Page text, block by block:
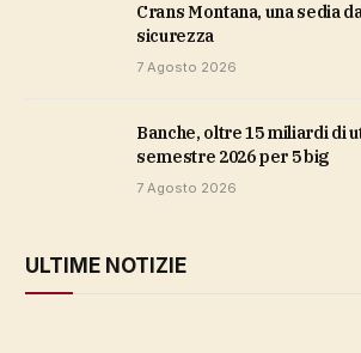
Crans Montana, una sedia davanti all’uscita di
sicurezza
7 Agosto 2026
Banche, oltre 15 miliardi di utili netti nel primo
semestre 2026 per 5 big
7 Agosto 2026
ULTIME NOTIZIE